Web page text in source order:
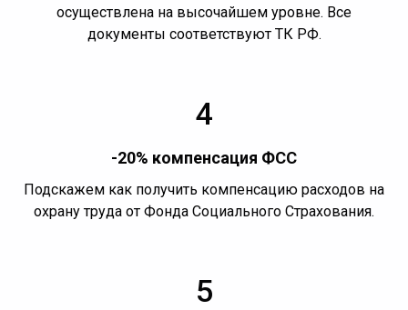
осуществлена на высочайшем уровне. Все
документы соответствуют ТК РФ.
4
-20% компенсация ФСС
Подскажем как получить компенсацию расходов на
охрану труда от Фонда Социального Страхования.
5